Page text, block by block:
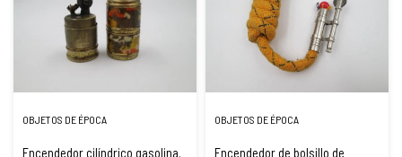
OBJETOS DE ÉPOCA
Encendedor cilíndrico gasolina.
OBJETOS DE ÉPOCA
Encendedor de bolsillo de